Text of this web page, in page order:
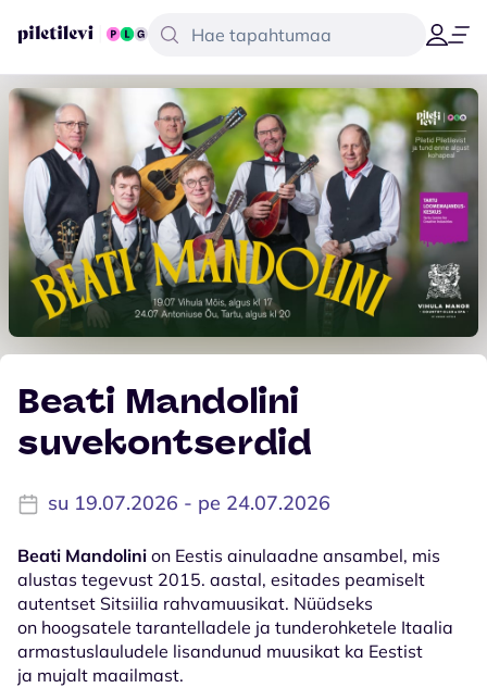
Beati Mandolini
suvekontserdid
su 19.07.2026 - pe 24.07.2026
Beati Mandolini on Eestis ainulaadne ansambel, mis
alustas tegevust 2015. aastal, esitades peamiselt
autentset Sitsiilia rahvamuusikat. Nüüdseks
on hoogsatele tarantelladele ja tunderohketele Itaalia
armastuslauludele lisandunud muusikat ka Eestist
ja mujalt maailmast.